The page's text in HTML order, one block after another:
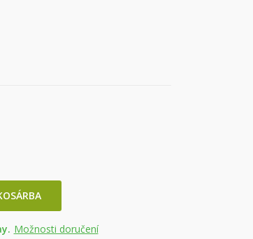
Možnosti doručení